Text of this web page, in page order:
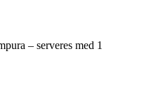
– serveres med 1